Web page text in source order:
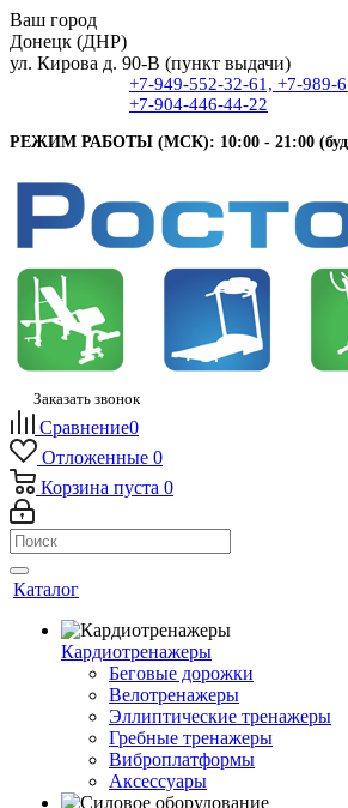
Ваш город
Донецк (ДНР)
ул. Кирова д. 90-В (пункт выдачи)
+7-949-552-32-61, +7-989-
+7-904-446-44-22
РЕЖИМ РАБОТЫ (МСК): 10:00 - 21:00
Заказать звонок
Сравнение0
Отложенные 0
Корзина пуста 0
Каталог
Кардиотренажеры
Беговые дорожки
Велотренажеры
Эллиптические тренажеры
Гребные тренажеры
Виброплатформы
Аксессуары